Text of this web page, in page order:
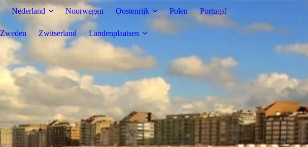
Nederland Noorwegen Oostenrijk Polen Portugal
Zweden Zwitserland Landenplaatsen